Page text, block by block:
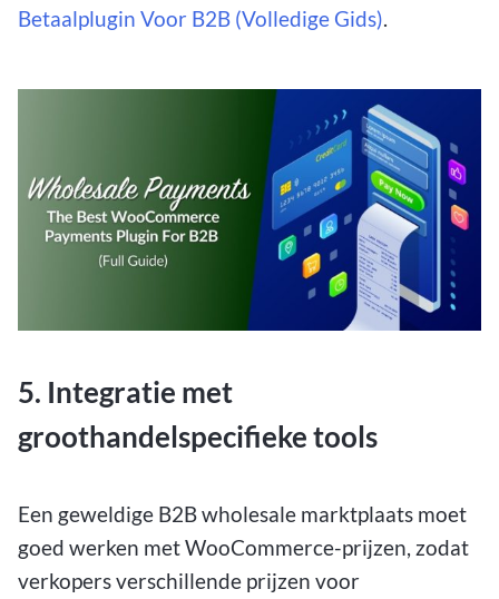
Betaalplugin Voor B2B (Volledige Gids).
5. Integratie met
groothandelspecifieke tools
Een geweldige B2B wholesale marktplaats moet
goed werken met WooCommerce-prijzen, zodat
verkopers verschillende prijzen voor